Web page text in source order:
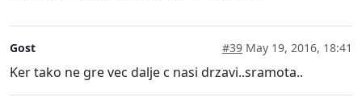
Gost #39 May 19, 2016, 18:41
Ker tako ne gre vec dalje c nasi drzavi..sramota..